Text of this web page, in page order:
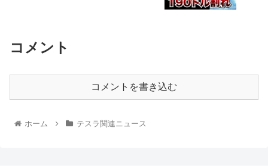
コメント
コメントを書き込む
ホーム テスラ関連ニュース